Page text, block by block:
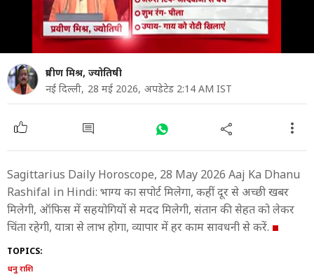
प्रवीण मिश्र, ज्योतिषी
नई दिल्ली, 28 मई 2026, अपडेटेड 2:14 AM IST
Sagittarius Daily Horoscope, 28 May 2026 Aaj Ka Dhanu
Rashifal in Hindi: भाग्य का सपोर्ट मिलेगा, कहीं दूर से अच्छी खबर
मिलेगी, ऑफिस में सहयोगियों से मदद मिलेगी, संतान की सेहत को लेकर
चिंता रहेगी, यात्रा से लाभ होगा, व्यापार में हर काम सावधनी से करें.
TOPICS:
धनु राशि